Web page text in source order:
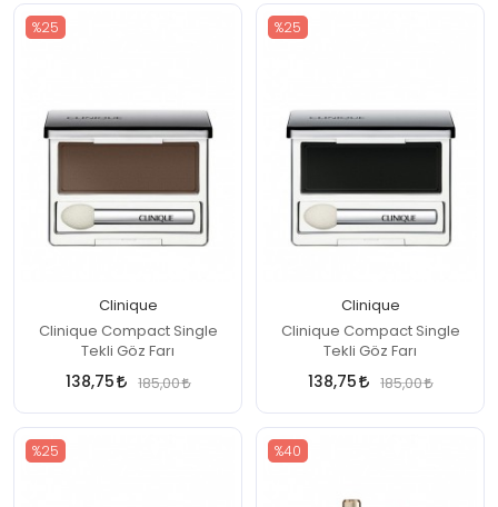
%25
Clinique
Clinique Compact Single
Tekli Göz Farı
138,75 185,00
%25
Clinique
Clinique Compact Single
Tekli Göz Farı
138,75 185,00
%25 %40